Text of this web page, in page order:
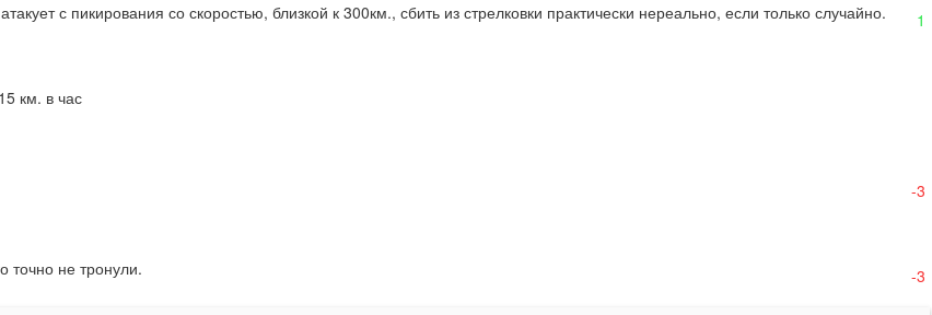
с пикирования со скоростью, близкой к 300км., сбить из стрелковки практически нереально, если только случайно. 1
км. в час
-3
точно не тронули. -3